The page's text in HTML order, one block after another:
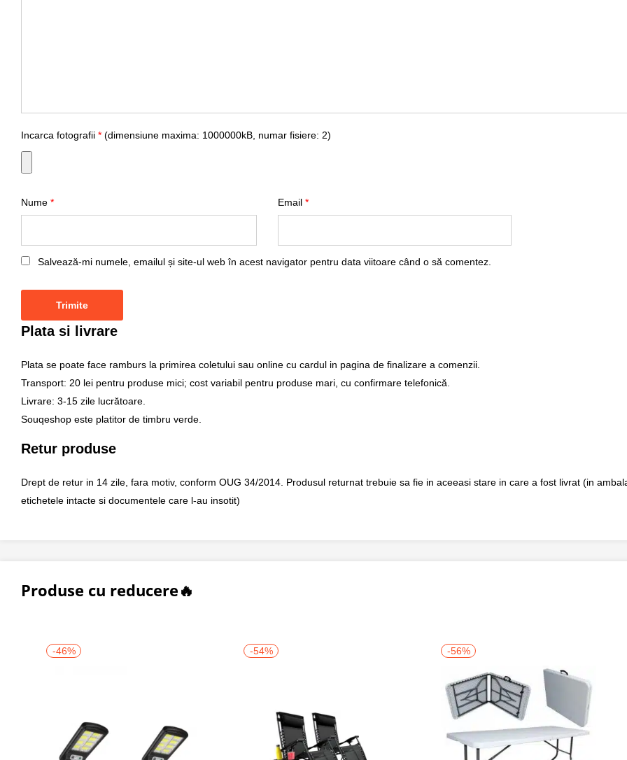
Incarca fotografii * (dimensiune maxima: 1000000kB, numar fisiere: 2)
Nume * Email *
Salvează-mi numele, emailul și site-ul web în acest navigator pentru data viitoare când o să comentez.
Plata si livrare
Plata se poate face ramburs la primirea coletului sau online cu cardul in pagina de finalizare a comenzii.
Transport: 20 lei pentru produse mici; cost variabil pentru produse mari, cu confirmare telefonică.
Livrare: 3-15 zile lucrătoare.
Souqeshop este platitor de timbru verde.
Retur produse
Drept de retur in 14 zile, fara motiv, conform OUG 34/2014. Produsul returnat trebuie sa fie in aceeasi stare in care a fost livrat (in
etichetele intacte si documentele care l-au insotit)
Produse cu reducere🔥
-46% -54% -56%